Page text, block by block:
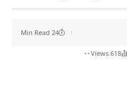
618 Views
24 Min Read